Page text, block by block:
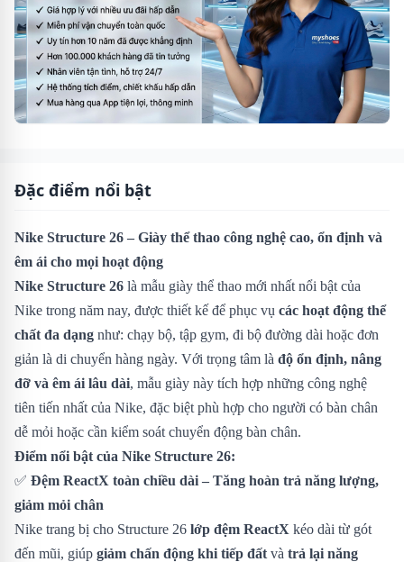
Đặc điểm nổi bật
Nike Structure 26 – Giày thể thao công nghệ cao, ổn định và
êm ái cho mọi hoạt động
Nike Structure 26 là mẫu giày thể thao mới nhất nổi bật của
Nike trong năm nay, được thiết kế để phục vụ các hoạt động thể
chất đa dạng như: chạy bộ, tập gym, đi bộ đường dài hoặc đơn
giản là di chuyển hàng ngày. Với trọng tâm là độ ổn định, nâng
đỡ và êm ái lâu dài, mẫu giày này tích hợp những công nghệ
tiên tiến nhất của Nike, đặc biệt phù hợp cho người có bàn chân
dễ mỏi hoặc cần kiểm soát chuyển động bàn chân.
Điểm nổi bật của Nike Structure 26:
✅ Đệm ReactX toàn chiều dài – Tăng hoàn trả năng lượng,
giảm mỏi chân
Nike trang bị cho Structure 26 lớp đệm ReactX kéo dài từ gót
đến mũi, giúp giảm chấn động khi tiếp đất và trả lại năng